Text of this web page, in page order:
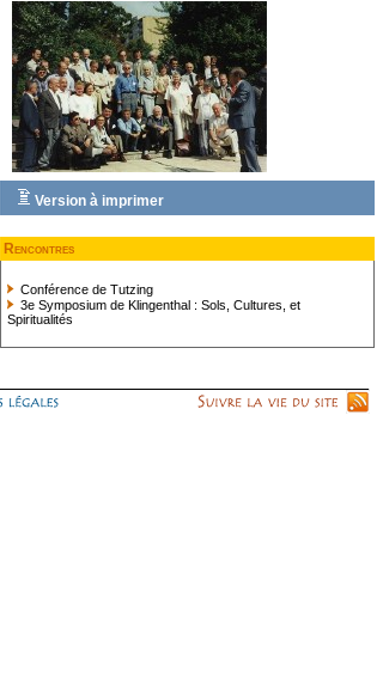
Version à imprimer
Rencontres
Conférence de Tutzing
3e Symposium de Klingenthal : Sols, Cultures, et
Spiritualités